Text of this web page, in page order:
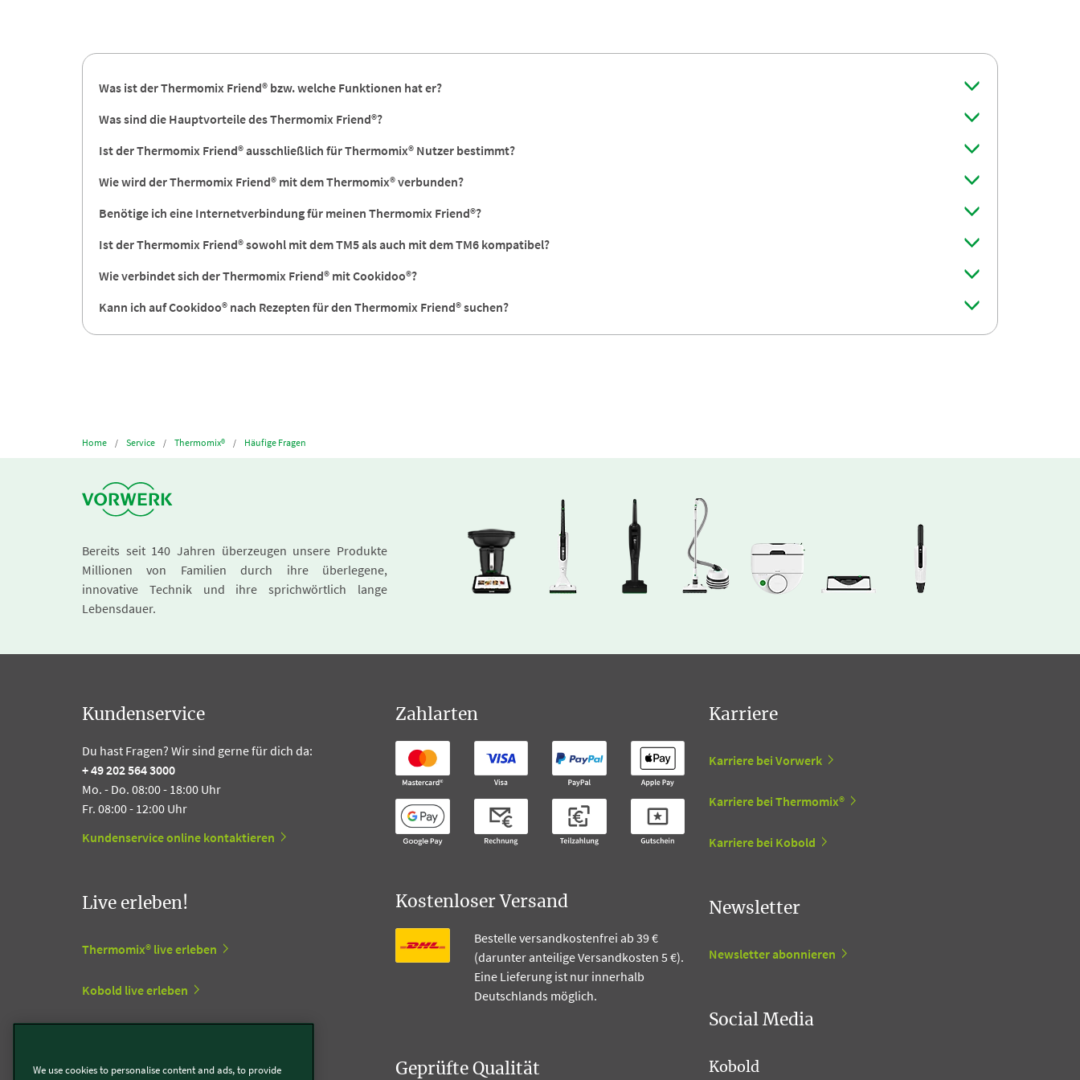
Was ist der Thermomix Friend® bzw. welche Funktionen hat er?
Was sind die Hauptvorteile des Thermomix Friend®?
Ist der Thermomix Friend® ausschließlich für Thermomix® Nutzer bestimmt?
Wie wird der Thermomix Friend® mit dem Thermomix® verbunden?
Benötige ich eine Internetverbindung für meinen Thermomix Friend®?
Ist der Thermomix Friend® sowohl mit dem TM5 als auch mit dem TM6 kompatibel?
Wie verbindet sich der Thermomix Friend® mit Cookidoo®?
Kann ich auf Cookidoo® nach Rezepten für den Thermomix Friend® suchen?
Home Service Thermomix® Häufige Fragen
Bereits seit 140 Jahren überzeugen unsere Produkte
Millionen von Familien durch ihre überlegene,
innovative Technik und ihre sprichwörtlich lange
Lebensdauer.
Kundenservice
Du hast Fragen? Wir sind gerne für dich da:
+ 49 202 564 3000
Mo. - Do. 08:00 - 18:00 Uhr
Fr. 08:00 - 12:00 Uhr
Kundenservice online kontaktieren
Live erleben!
Thermomix® live erleben
Kobold live erleben
Zahlarten
Kostenloser Versand
Bestelle versandkostenfrei ab 39 €
(darunter anteilige Versandkosten 5 €).
Eine Lieferung ist nur innerhalb
Deutschlands möglich.
Geprüfte Qualität
Karriere
Karriere bei Vorwerk
Karriere bei Thermomix®
Karriere bei Kobold
Newsletter
Newsletter abonnieren
Social Media
Kobold
We use cookies to personalise content and ads, to provide